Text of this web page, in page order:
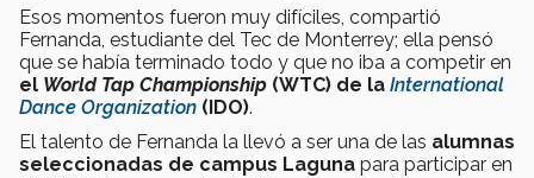
Esos momentos fueron muy difíciles, compartió
Fernanda, estudiante del Tec de Monterrey; ella pensó
que se había terminado todo y que no iba a competir en
el World Tap Championship (WTC) de la International
Dance Organization (IDO).
El talento de Fernanda la llevó a ser una de las alumnas
seleccionadas de campus Laguna para participar en